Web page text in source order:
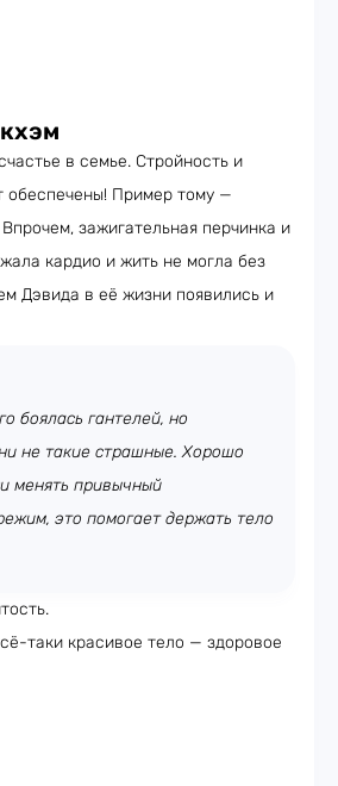
в семье. Стройность и
обеспечены! Пример тому —
Впрочем, зажигательная перчинка и
кардио и жить не могла без
Дэвида в её жизни появились и
боялась гантелей, но
не такие страшные. Хорошо
менять привычный
это помогает держать тело
таки красивое тело — здоровое